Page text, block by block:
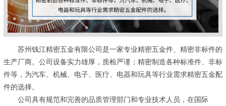
苏州钱江精密五金有限公司是一家专业精密五金件、精密非标件的
生产厂商。公司设备实力雄厚，质检严谨；精密制造各种标准件、非标
件等，为汽车、机械、电子、医疗、电器和玩具等行业需求精密五金配
件的选择。
公司具有规范和完善的品质管理部门和专业技术人员，在国际